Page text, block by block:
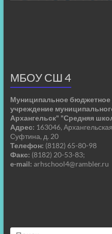
МБОУ СШ 4
Муниципальное
учреждение
Архангельск" "Средняя
Адрес: 163046,
Суфтина, д. 20
Телефон: (8182) 65-80-98
Факс: (8182) 20-53-83;
e-mail: arhschool4@rambler.ru